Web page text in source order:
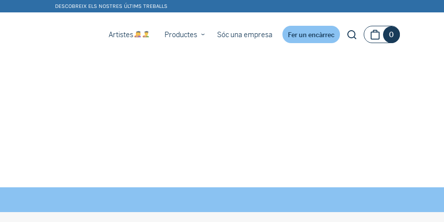
DESCOBREIX ELS NOSTRES ÚLTIMS TREBALLS
Artistes Productes Sóc una empresa Fer un encàrrec 0